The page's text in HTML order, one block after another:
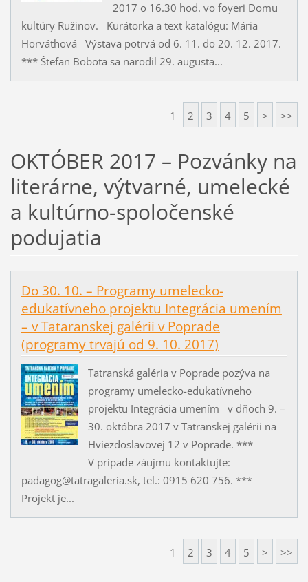
2017 o 16.30 hod. vo foyeri Domu
kultúry Ružinov. Kurátorka a text katalógu: Mária
Horváthová Výstava potrvá od 6. 11. do 20. 12. 2017.
*** Štefan Bobota sa narodil 29. augusta...
1 2 3 4 5 > >>
OKTÓBER 2017 – Pozvánky na
literárne, výtvarné, umelecké
a kultúrno-spoločenské
podujatia
Do 30. 10. – Programy umelecko-
edukatívneho projektu Integrácia umením
– v Tataranskej galérii v Poprade
(programy trvajú od 9. 10. 2017)
Tatranská galéria v Poprade pozýva na
programy umelecko-edukatívneho
projektu Integrácia umením v dňoch 9. –
30. októbra 2017 v Tatranskej galérii na
Hviezdoslavovej 12 v Poprade. ***
V prípade záujmu kontaktujte:
padagog@tatragaleria.sk, tel.: 0915 620 756. ***
Projekt je...
1 2 3 4 5 > >>